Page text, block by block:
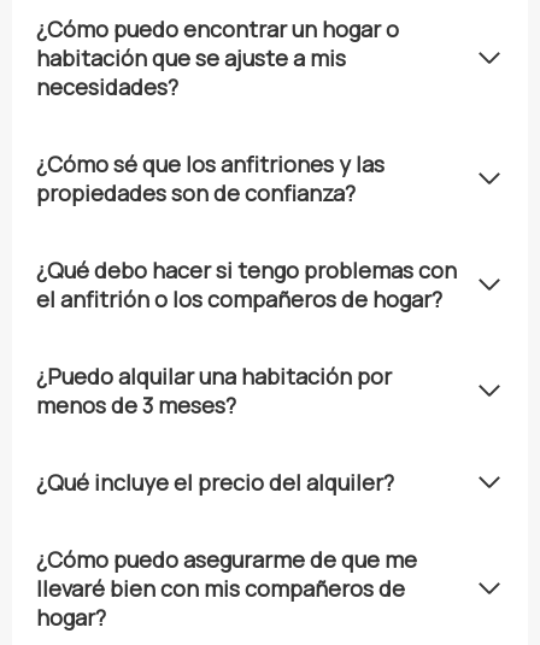
¿Cómo puedo encontrar un hogar o
habitación que se ajuste a mis
necesidades?
¿Cómo sé que los anfitriones y las
propiedades son de confianza?
¿Qué debo hacer si tengo problemas con
el anfitrión o los compañeros de hogar?
¿Puedo alquilar una habitación por
menos de 3 meses?
¿Qué incluye el precio del alquiler?
¿Cómo puedo asegurarme de que me
llevaré bien con mis compañeros de
hogar?